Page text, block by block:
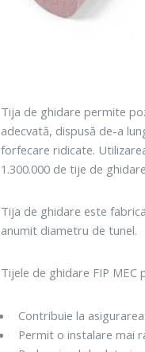
Tija de ghidare permite
adecvată, dispusă de-a
forfecare ridicate.
1.300.000 de tije de
Tija de ghidare este
anumit diametru de tunel.
Tijele de ghidare FIP MEC
Contribuie la
Permit o instalare mai